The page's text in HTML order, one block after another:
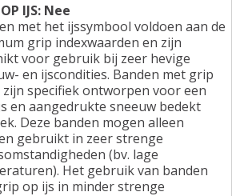
IJS: Nee
met het ijssymbool voldoen aan de
grip indexwaarden en zijn
voor gebruik bij zeer hevige
en ijscondities. Banden met grip
zijn specifiek ontworpen voor een
en aangedrukte sneeuw bedekt
Deze banden mogen alleen
gebruikt in zeer strenge
(bv. lage
Het gebruik van banden
op ijs in minder strenge